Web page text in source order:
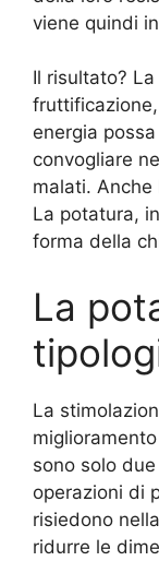
viene quindi
Il risultato?
energia
convogliare
malati. Anche
La potatura,
forma della
La
La
sono solo
operazioni di
risiedono
ridurre le